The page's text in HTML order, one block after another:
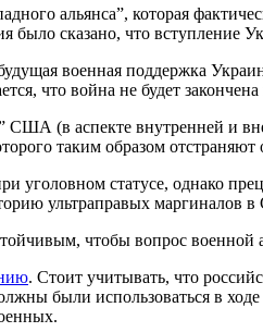
альянса”, которая
было сказано, что
военная поддержка
что война не будет
(в аспекте внутренней и
таким образом
уголовном статусе, однако
ультраправых маргиналов
чтобы вопрос военной
. Стоит учитывать, что
были использоваться в